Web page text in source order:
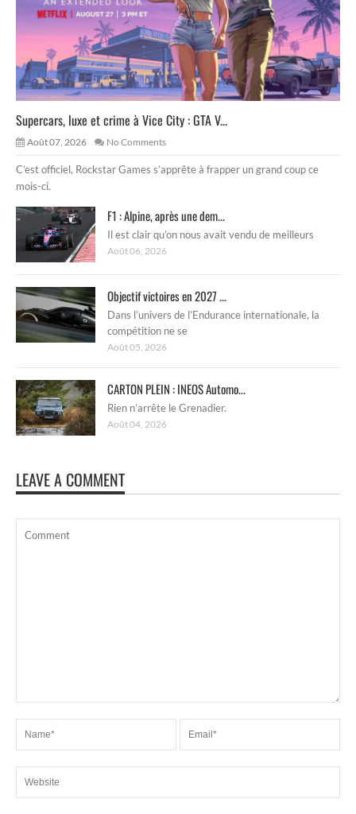
Supercars, luxe et crime à Vice City : GTA V...
Août 07, 2026 No Comments
C’est officiel, Rockstar Games s’apprête à frapper un grand coup ce
mois-ci.
F1 : Alpine, après une dem...
Il est clair qu’on nous avait vendu de meilleurs
Août 06, 2026
Objectif victoires en 2027 ...
Dans l’univers de l’Endurance internationale, la
compétition ne se
Août 05, 2026
CARTON PLEIN : INEOS Automo...
Rien n’arrête le Grenadier.
Août 04, 2026
LEAVE A COMMENT